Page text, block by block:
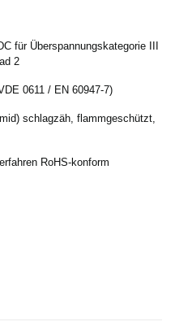
für Überspannungskategorie III
2
0611 / EN 60947-7)
schlagzäh, flammgeschützt,
RoHS-konform